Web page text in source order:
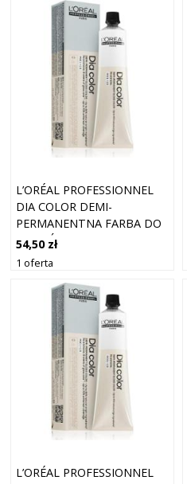
L’ORÉAL PROFESSIONNEL
DIA COLOR DEMI-
PERMANENTNA FARBA DO
WŁOSÓW BEZ AMONIAKU
ODCIEŃ 1 BLACK 60 ML
54,50 zł
1 oferta
L’ORÉAL PROFESSIONNEL